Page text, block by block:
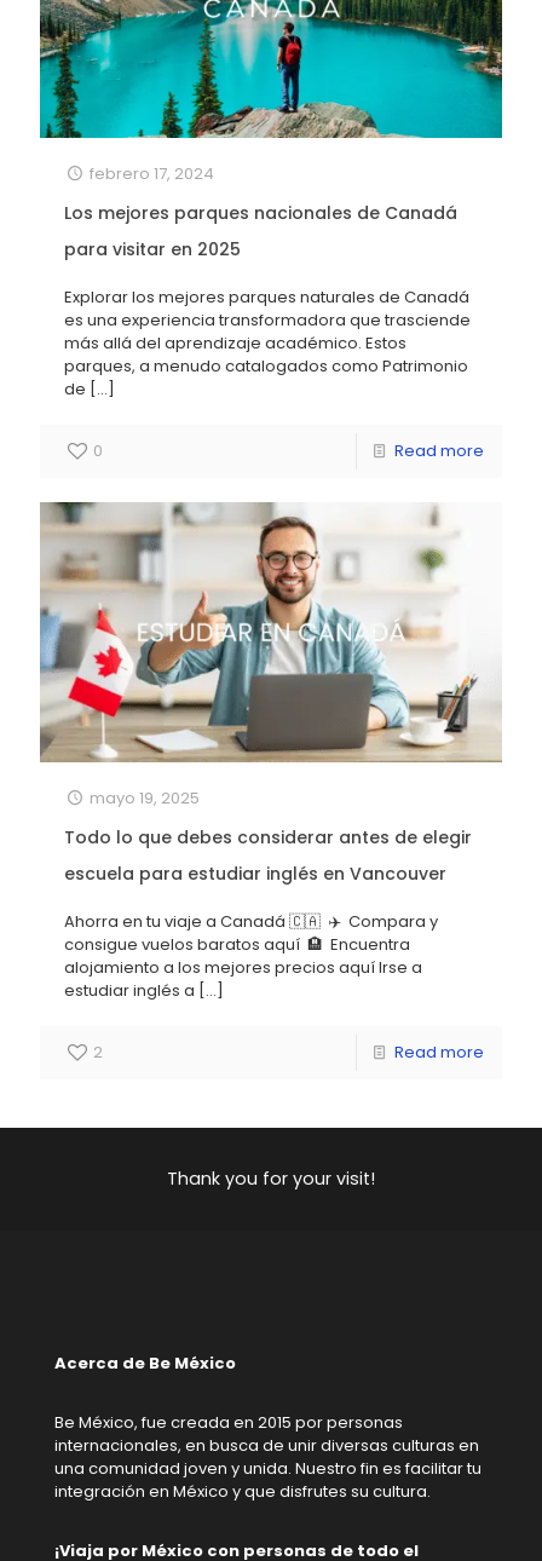
febrero 17, 2024
Los mejores parques nacionales de Canadá
para visitar en 2025
Explorar los mejores parques naturales de Canadá
es una experiencia transformadora que trasciende
más allá del aprendizaje académico. Estos
parques, a menudo catalogados como Patrimonio
de […]
0 Read more
mayo 19, 2025
Todo lo que debes considerar antes de elegir
escuela para estudiar inglés en Vancouver
Ahorra en tu viaje a Canadá 🇨🇦 ✈️ Compara y
consigue vuelos baratos aquí 🏨 Encuentra
alojamiento a los mejores precios aquí Irse a
estudiar inglés a […]
2 Read more
Thank you for your visit!
Acerca de Be México
Be México, fue creada en 2015 por personas
internacionales, en busca de unir diversas culturas en
una comunidad joven y unida. Nuestro fin es facilitar tu
integración en México y que disfrutes su cultura.
¡Viaja por México con personas de todo el